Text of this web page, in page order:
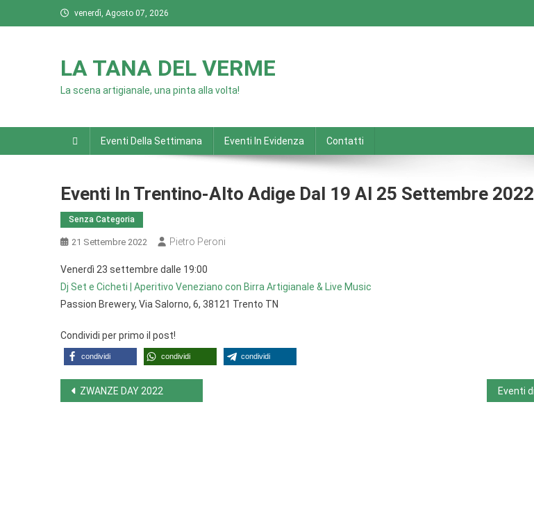
to
venerdì, Agosto 07, 2026
LA TANA DEL VERME
La scena artigianale, una pinta alla volta!
Eventi Della Settimana Eventi In Evidenza Contatti
Eventi In Trentino-Alto Adige Dal 19 Al 25 Settembre 2022
Senza Categoria
21 Settembre 2022 Pietro Peroni
Venerdì 23 settembre dalle 19:00
Dj Set e Cicheti | Aperitivo Veneziano con Birra Artigianale & Live Music
Passion Brewery, Via Salorno, 6, 38121 Trento TN
Condividi per primo il post!
condividi condividi condividi
Navigazione
ZWANZE DAY 2022